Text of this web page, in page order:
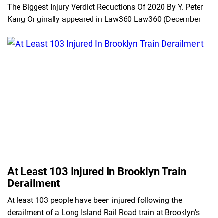
The Biggest Injury Verdict Reductions Of 2020 By Y. Peter
Kang Originally appeared in Law360 Law360 (December
At Least 103 Injured In Brooklyn Train
Derailment
At least 103 people have been injured following the
derailment of a Long Island Rail Road train at Brooklyn’s